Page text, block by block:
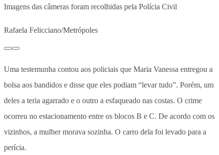
Imagens das câmeras foram recolhidas pela Polícia Civil
Rafaela Felicciano/Metrópoles
Uma testemunha contou aos policiais que Maria Vanessa entregou a
bolsa aos bandidos e disse que eles podiam “levar tudo”. Porém, um
deles a teria agarrado e o outro a esfaqueado nas costas. O crime
ocorreu no estacionamento entre os blocos B e C. De acordo com os
vizinhos, a mulher morava sozinha. O carro dela foi levado para a
perícia.